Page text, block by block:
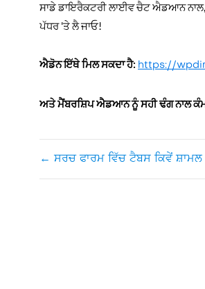
ਸਾਡੇ ਡਾਇਰੈਕਟਰੀ ਲਾਈਵ ਚੈਟ ਐਡਆਨ
ਪੱਧਰ 'ਤੇ ਲੈ ਜਾਓ!
ਐਡੋਨ ਇੱਥੇ ਮਿਲ ਸਕਦਾ ਹੈ: https://
ਅਤੇ ਮੈਂਬਰਸ਼ਿਪ ਐਡਆਨ ਨੂੰ ਸਹੀ ਢੰਗ ਨਾਲ ਕੰਮ
← ਸਰਚ ਫਾਰਮ ਵਿੱਚ ਟੈਬਸ ਕਿਵੇਂ ਸ਼ਾਮਲ